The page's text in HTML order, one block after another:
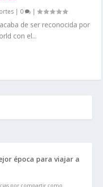
| 0 |
de ser reconocida por
con el...
época para viajar a
por compartir como